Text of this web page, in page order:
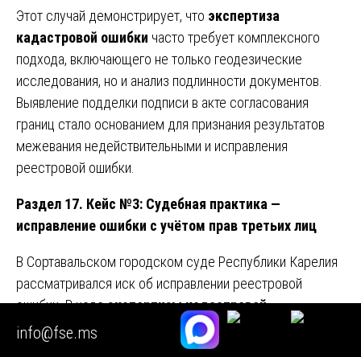
Этот случай демонстрирует, что экспертиза
кадастровой ошибки часто требует комплексного
подхода, включающего не только геодезические
исследования, но и анализ подлинности документов.
Выявление подделки подписи в акте согласования
границ стало основанием для признания результатов
межевания недействительными и исправления
реестровой ошибки.
Раздел 17. Кейс №3: Судебная практика —
исправление ошибки с учётом прав третьих лиц
В Сортавальском городском суде Республики Карелия
рассматривался иск об исправлении реестровой
ошибки. В ходеэкспертизы кадастровой
ошибкибыло установлено несоответствие
местоположения границ, характеризующееся
info@fse.ms